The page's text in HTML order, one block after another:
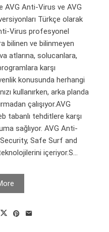
AVG Anti-Virus ve AVG
Türkçe olarak
Virus profesyonel
bilinen ve bilinmeyen
atlarına, solucanlara,
karşı
konusunda herhangi
kullanırken, arka planda
çalışıyor.AVG
tabanlı tehditlere karşı
sağlıyor. AVG Anti-
Safe Surf and
içeriyor.S...